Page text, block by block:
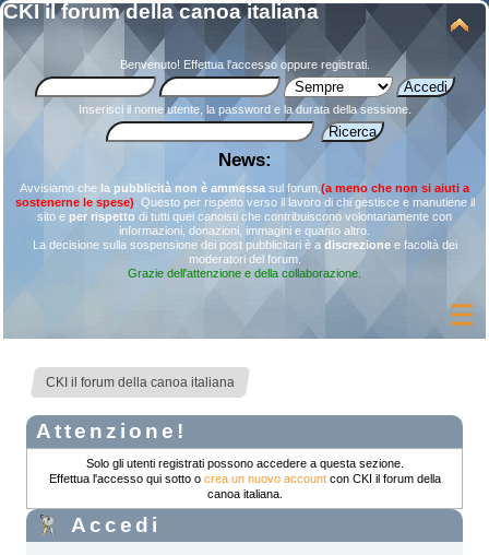
CKI il forum della canoa italiana
Benvenuto! Effettua l'accessooppure registrati.
Inserisci il nome utente, la password e la durata della sessione.
News:
Avvisiamo che la pubblicità non è ammessa sul forum, (a meno che non si aiuti a
sostenerne le spese) . Questo per rispetto verso il lavoro di chi gestisce e manutiene il
sito e per rispetto di tutti quei canoisti che contribuiscono volontariamente con
informazioni, donazioni, immagini e quanto altro.
La decisione sulla sospensione dei post pubblicitari è a discrezionee facoltà dei
moderatori del forum.
Grazie dell'attenzione e della collaborazione.
CKI il forum della canoa italiana
Attenzione!
Solo gli utenti registrati possono accedere a questa sezione.
Effettua l'accesso qui sotto o crea un nuovo accountcon CKI il forum della
canoa italiana.
Accedi